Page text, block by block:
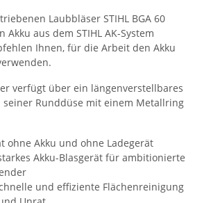
Laubbläser STIHL BGA 60
Akku aus dem STIHL AK-System
Ihnen, für die Arbeit den Akku
verfügt über ein längenverstellbares
seiner Runddüse mit einem Metallring
ohne Akku und ohne Ladegerät
Akku-Blasgerät für ambitionierte
und effiziente Flächenreinigung